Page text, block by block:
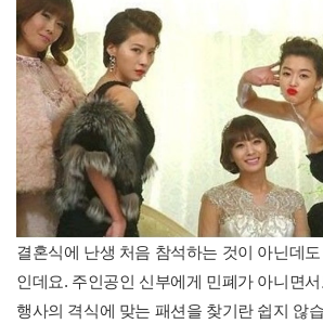
결혼식에 난생 처음 참석하는 것이 아닌데
인데요. 주인공인 신부에게 민폐가 아니면
행사의 격식에 맞는 패션을 찾기란 쉽지 않